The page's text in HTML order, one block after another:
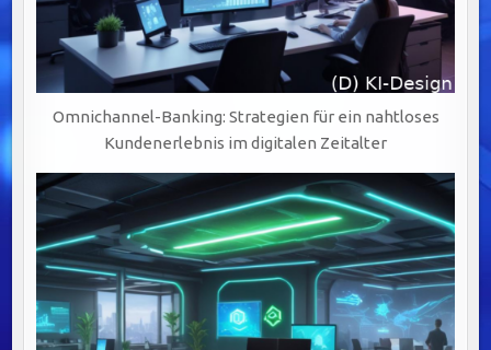
Omnichannel-Banking: Strategien für ein nahtloses
Kundenerlebnis im digitalen Zeitalter